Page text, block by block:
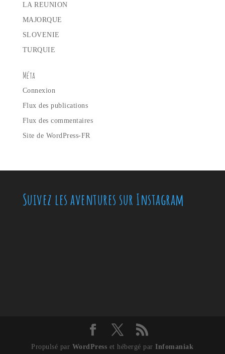
LA REUNION
MAJORQUE
SLOVENIE
TURQUIE
Méta
Connexion
Flux des publications
Flux des commentaires
Site de WordPress-FR
Suivez les aventures sur Instagram
Propulsé par WordPress et hébergé par Infomaniak